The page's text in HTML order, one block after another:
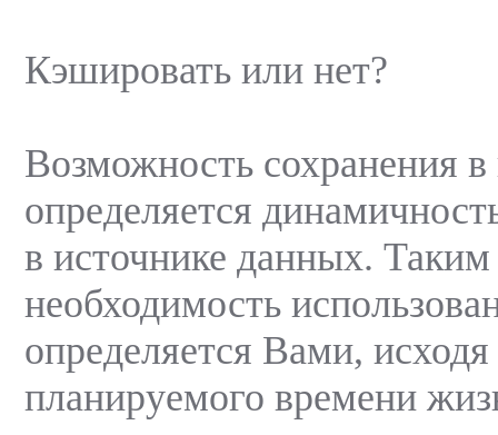
Кэшировать или нет?
Возможность сохранения
определяется
в источнике данных.
необходимость
определяется Вами, исходя
планируемого времени